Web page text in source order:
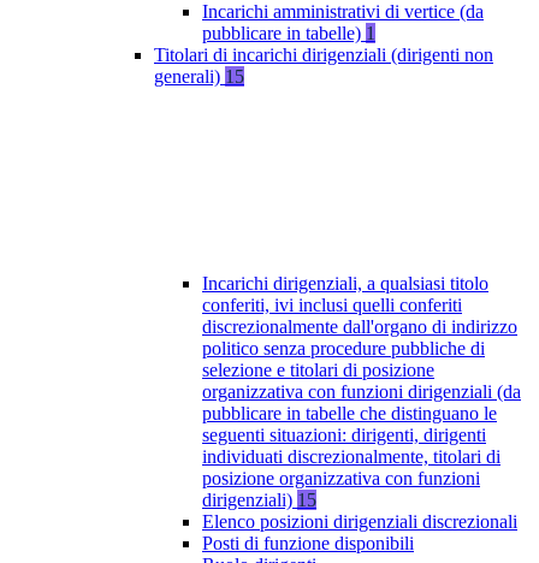
Incarichi amministrativi di vertice (da
pubblicare in tabelle) 1
Titolari di incarichi dirigenziali (dirigenti non
generali) 15
Incarichi dirigenziali, a qualsiasi titolo
conferiti, ivi inclusi quelli conferiti
discrezionalmente dall'organo di indirizzo
politico senza procedure pubbliche di
selezione e titolari di posizione
organizzativa con funzioni dirigenziali (da
pubblicare in tabelle che distinguano le
seguenti situazioni: dirigenti, dirigenti
individuati discrezionalmente, titolari di
posizione organizzativa con funzioni
dirigenziali) 15
Elenco posizioni dirigenziali discrezionali
Posti di funzione disponibili